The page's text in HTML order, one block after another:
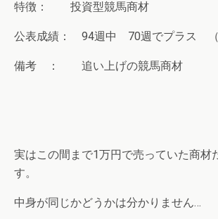
特徴： 投資型競馬商材
公表成績： 94週中 70週でプラス （
備考 ： 追い上げの競馬商材
実はこの間まで1万円で売っていた商材
す。
中身が同じかどうかは分かりません…